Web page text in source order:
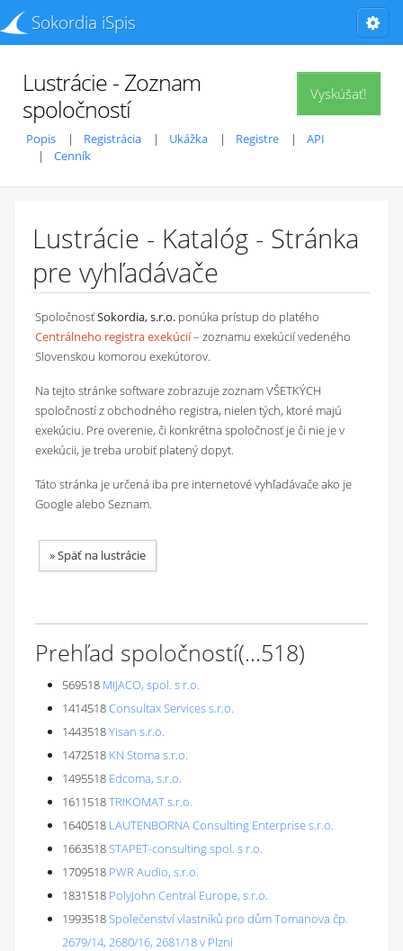
Sokordia iSpis
Vyskúšať!
Lustrácie - Zoznam
spoločností
Popis Registrácia Ukážka Registre
API
Cenník
Lustrácie - Katalóg - Stránka
pre vyhľadávače
SpoločnosťSokordia, s.r.o. ponúka prístup do platého
Centrálneho registra exekúcií– zoznamu exekúcií vedeného
Slovenskou komorou exekútorov.
Na tejto stránke software zobrazuje zoznam VŠETKÝCH
spoločností z obchodného registra, nielen tých, ktoré majú
exekúciu. Pre overenie, či konkrétna spoločnosť je či nie je v
exekúcii, je treba urobiť platený dopyt.
Táto stránka je určená iba pre internetové vyhľadávače ako je
Google alebo Seznam.
»Späť na lustrácie
Prehľad spoločností(...518)
569518 MIJACO, spol. s r.o.
1414518Consultax Services s.r.o.
1443518Yisan s.r.o.
1472518 KN Stoma s.r.o.
1495518 Edcoma, s.r.o.
1611518TRIKOMAT s.r.o.
1640518 LAUTENBORNA Consulting Enterprise s.r.o.
1663518STAPET-consulting spol. s r.o.
1709518 PWR Audio, s.r.o.
1831518 PolyJohn Central Europe, s.r.o.
1993518Společenství vlastníků pro dům Tomanova čp.
2679/14, 2680/16, 2681/18 v Plzni